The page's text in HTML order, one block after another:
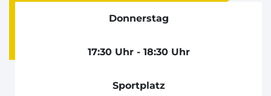
Donnerstag
17:30 Uhr - 18:30 Uhr
Sportplatz